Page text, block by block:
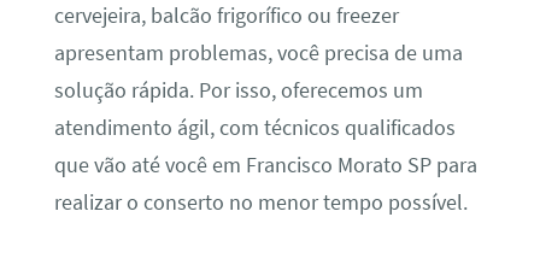
cervejeira, balcão frigorífico ou freezer
apresentam problemas, você precisa de uma
solução rápida. Por isso, oferecemos um
atendimento ágil, com técnicos qualificados
que vão até você em Francisco Morato SP para
realizar o conserto no menor tempo possível.